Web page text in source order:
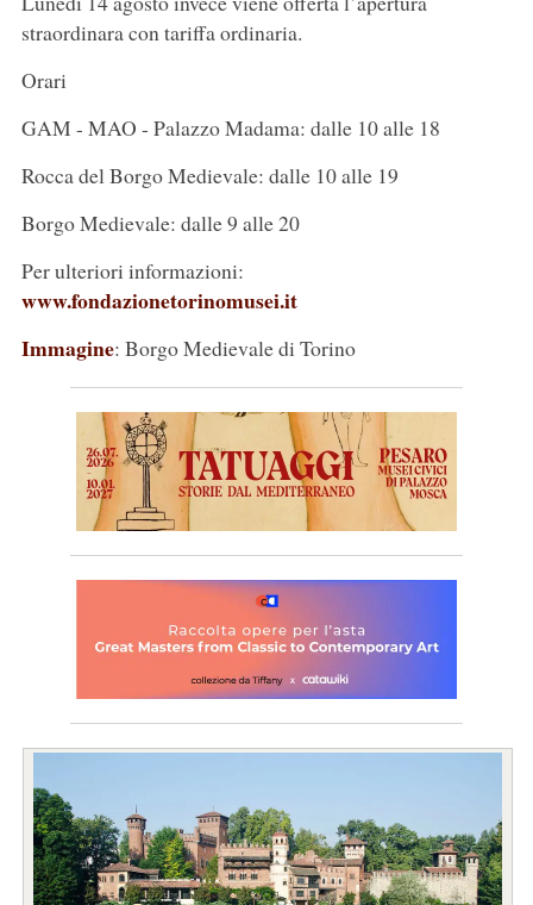
straordinara con tariffa ordinaria.
Orari
GAM - MAO - Palazzo Madama: dalle 10 alle 18
Rocca del Borgo Medievale: dalle 10 alle 19
Borgo Medievale: dalle 9 alle 20
Per ulteriori informazioni:
www.fondazionetorinomusei.it
Immagine: Borgo Medievale di Torino